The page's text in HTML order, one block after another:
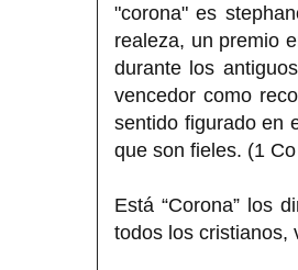
"corona" es
realeza, un premio
durante los
vencedor como
sentido figurado en
que son fieles. (1
Está “Corona” los
todos los cristianos,